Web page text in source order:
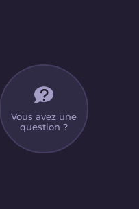
Vous avez une
question ?